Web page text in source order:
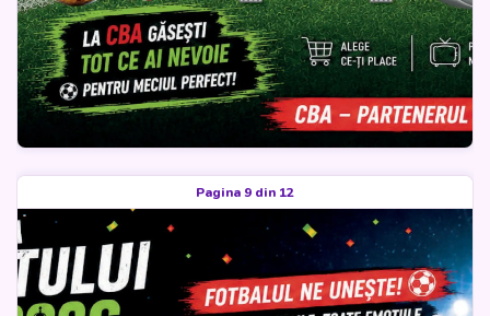
Pagina 9 din 12